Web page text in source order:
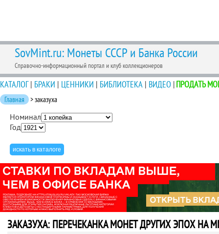
SovMint.ru: Монеты СССР и Банка России
Справочно-информационный портал и клуб коллекционеров
КАТАЛОГ| БРАКИ | ЦЕННИКИ | БИБЛИОТЕКА | ВИДЕО |ПРОДАТЬ
Главная > заказуха
Номинал
Год
ЗАКАЗУХА: ПЕРЕЧЕКАНКА МОНЕТ ДРУГИХ ЭПОХ НА